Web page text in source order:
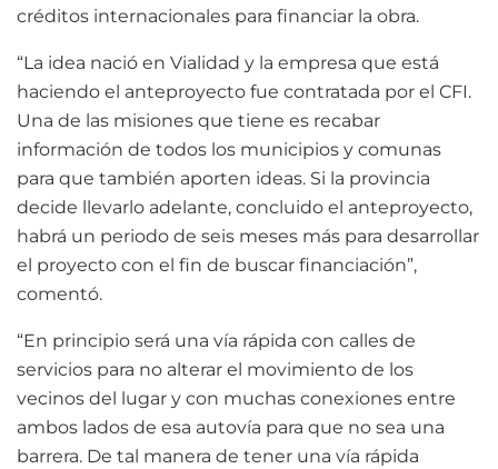
créditos internacionales para financiar la obra.
“La idea nació en Vialidad y la empresa que está
haciendo el anteproyecto fue contratada por el CFI.
Una de las misiones que tiene es recabar
información de todos los municipios y comunas
para que también aporten ideas. Si la provincia
decide llevarlo adelante, concluido el anteproyecto,
habrá un periodo de seis meses más para desarrollar
el proyecto con el fin de buscar financiación”,
comentó.
“En principio será una vía rápida con calles de
servicios para no alterar el movimiento de los
vecinos del lugar y con muchas conexiones entre
ambos lados de esa autovía para que no sea una
barrera. De tal manera de tener una vía rápida